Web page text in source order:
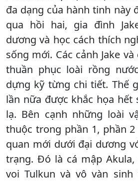
đa dạng của hành tinh này
qua hồi hai, gia đình
dương và học cách thích
sống mới. Các cảnh Jake
thuần phục loài rồng
dựng kỹ từng chi tiết. Thế
lần nữa được khắc họa hết
lạ. Bên cạnh những loài
thuộc trong phần 1, phần
quan mới dưới đại dương
trạng. Ðó là cá mập
voi Tulkun và vô vàn sinh